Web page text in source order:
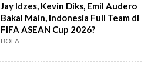
Jay Idzes, Kevin Diks, Emil Audero
Bakal Main, Indonesia Full Team di
FIFA ASEAN Cup 2026?
BOLA